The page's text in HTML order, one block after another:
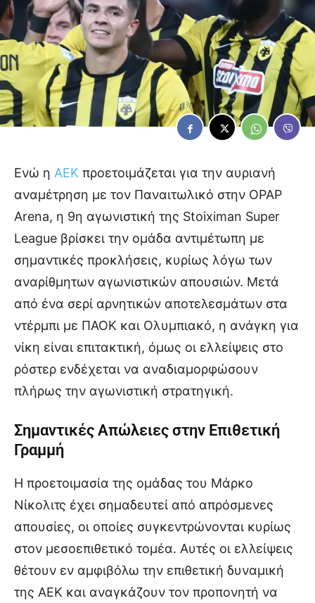
Ενώ η ΑΕΚ προετοιμάζεται για την αυριανή
αναμέτρηση με τον Παναιτωλικό στην OPAP
Arena, η 9η αγωνιστική της Stoiximan Super
League βρίσκει την ομάδα αντιμέτωπη με
σημαντικές προκλήσεις, κυρίως λόγω των
αναρίθμητων αγωνιστικών απουσιών. Μετά
από ένα σερί αρνητικών αποτελεσμάτων στα
ντέρμπι με ΠΑΟΚ και Ολυμπιακό, η ανάγκη για
νίκη είναι επιτακτική, όμως οι ελλείψεις στο
ρόστερ ενδέχεται να αναδιαμορφώσουν
πλήρως την αγωνιστική στρατηγική.
Σημαντικές Απώλειες στην Επιθετική
Γραμμή
Η προετοιμασία της ομάδας του Μάρκο
Νίκολιτς έχει σημαδευτεί από απρόσμενες
απουσίες, οι οποίες συγκεντρώνονται κυρίως
στον μεσοεπιθετικό τομέα. Αυτές οι ελλείψεις
θέτουν εν αμφιβόλω την επιθετική δυναμική
της ΑΕΚ και αναγκάζουν τον προπονητή να